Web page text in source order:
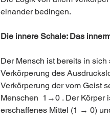
einander bedingen.
Die innere Schale: Das
Der Mensch ist bereits in
Verkörperung des
Verkörperung der vom Geist
Menschen  1→0 . Der Körper
erschaffenes Mittel (1 → 0)